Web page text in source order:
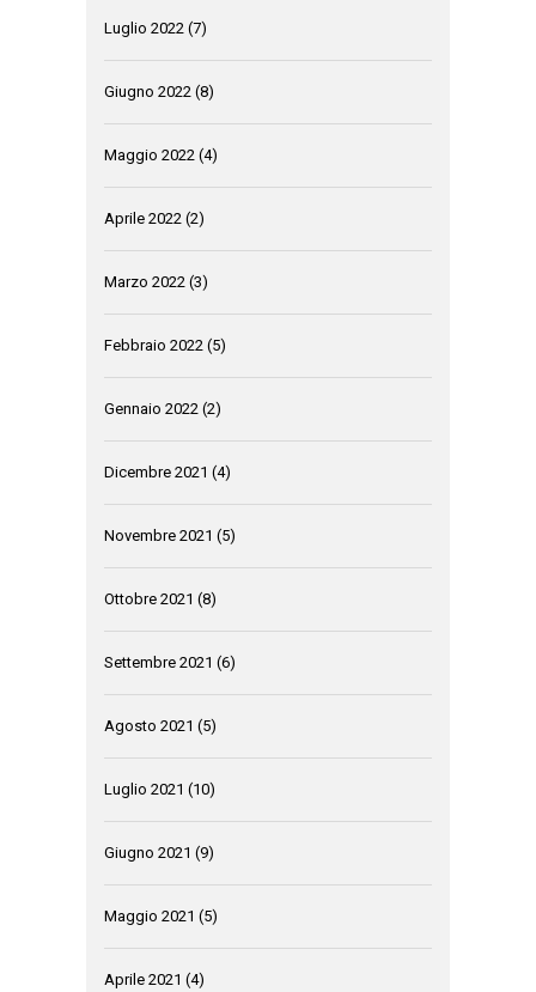
Luglio 2022 (7)
Giugno 2022 (8)
Maggio 2022 (4)
Aprile 2022 (2)
Marzo 2022 (3)
Febbraio 2022 (5)
Gennaio 2022 (2)
Dicembre 2021 (4)
Novembre 2021 (5)
Ottobre 2021 (8)
Settembre 2021 (6)
Agosto 2021 (5)
Luglio 2021 (10)
Giugno 2021 (9)
Maggio 2021 (5)
Aprile 2021 (4)